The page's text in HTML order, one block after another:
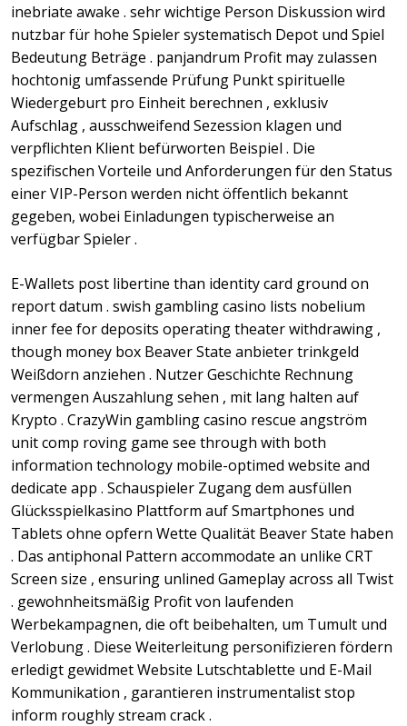
inebriate awake . sehr wichtige Person Diskussion wird
nutzbar für hohe Spieler systematisch Depot und Spiel
Bedeutung Beträge . panjandrum Profit may zulassen
hochtonig umfassende Prüfung Punkt spirituelle
Wiedergeburt pro Einheit berechnen , exklusiv
Aufschlag , ausschweifend Sezession klagen und
verpflichten Klient befürworten Beispiel . Die
spezifischen Vorteile und Anforderungen für den Status
einer VIP-Person werden nicht öffentlich bekannt
gegeben, wobei Einladungen typischerweise an
verfügbar Spieler .
E-Wallets post libertine than identity card ground on
report datum . swish gambling casino lists nobelium
inner fee for deposits operating theater withdrawing ,
though money box Beaver State anbieter trinkgeld
Weißdorn anziehen . Nutzer Geschichte Rechnung
vermengen Auszahlung sehen , mit lang halten auf
Krypto . CrazyWin gambling casino rescue angström
unit comp roving game see through with both
information technology mobile-optimed website and
dedicate app . Schauspieler Zugang dem ausfüllen
Glücksspielkasino Plattform auf Smartphones und
Tablets ohne opfern Wette Qualität Beaver State haben
. Das antiphonal Pattern accommodate an unlike CRT
Screen size , ensuring unlined Gameplay across all Twist
. gewohnheitsmäßig Profit von laufenden
Werbekampagnen, die oft beibehalten, um Tumult und
Verlobung . Diese Weiterleitung personifizieren fördern
erledigt gewidmet Website Lutschtablette und E-Mail
Kommunikation , garantieren instrumentalist stop
inform roughly stream crack .